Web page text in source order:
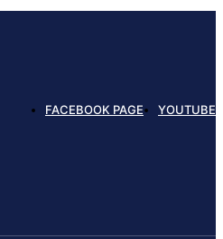
FACEBOOK PAGE YOUTUBE